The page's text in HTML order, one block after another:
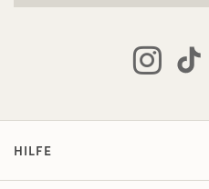
HILFE